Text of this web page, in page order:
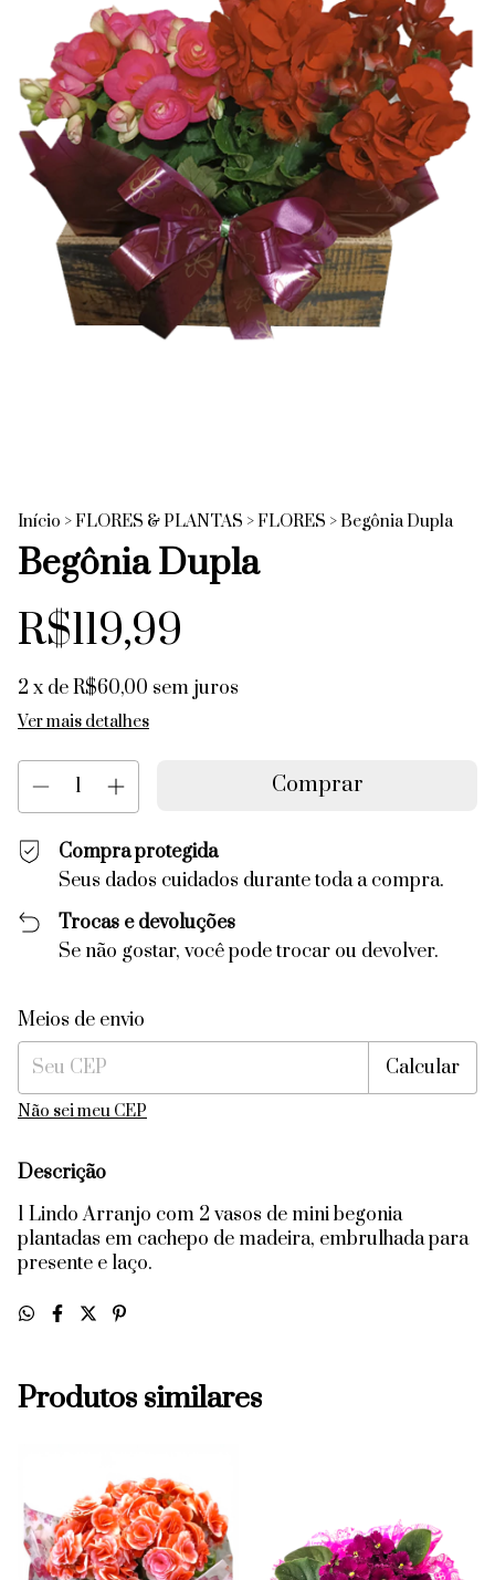
Início > FLORES & PLANTAS > FLORES >Begônia Dupla
Begônia Dupla
R$119,99
2 x deR$60,00 sem juros
Ver mais detalhes
Compra protegida
Seus dados cuidados durante toda a compra.
Trocas e devoluções
Se não gostar, você pode trocar ou devolver.
Entregas para o CEP:
Meios de envio
Calcular
Não sei meu CEP
Descrição
1 Lindo Arranjo com 2 vasos de mini begonia
plantadas em cachepo de madeira, embrulhada para
presente e laço.
Produtos similares